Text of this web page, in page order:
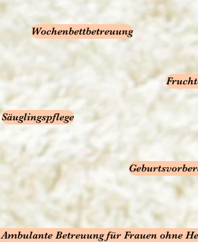
Wochenbettbetreuung
Säuglingspflege
Ambulante Betreuung für Frauen ohne